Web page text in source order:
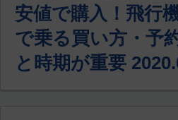
安値で購入！飛行
で乗る買い方・予
と時期が重要